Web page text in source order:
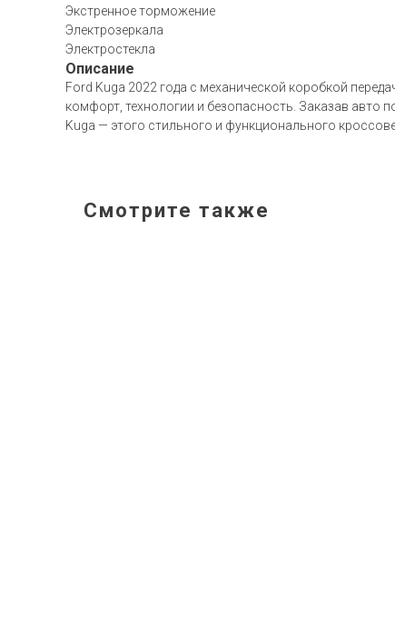
Экстренное торможение
Электрозеркала
Электростекла
Описание
Ford Kuga 2022 года с механической коробкой
комфорт, технологии и безопасность. Заказав авто
Kuga — этого стильного и функционального
Смотрите также